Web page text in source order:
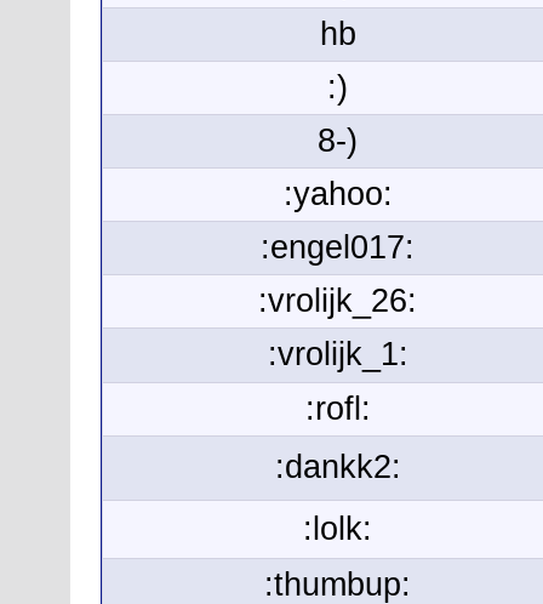
hb
:)
8-)
:yahoo:
:engel017:
:vrolijk_26:
:vrolijk_1:
:rofl:
:dankk2:
:lolk:
:thumbup: